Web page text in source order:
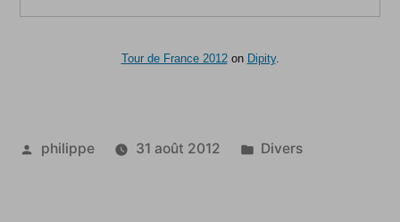
Tour de France 2012on Dipity.
Publié
philippe 31 août 2012
Publié
Divers